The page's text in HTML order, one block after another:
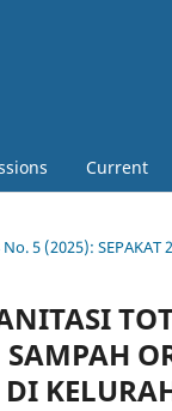
Current
No. 5 (2025):